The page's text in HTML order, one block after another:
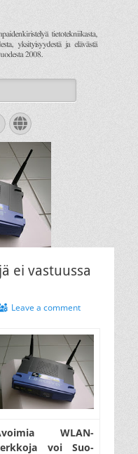
2008.
Website
ei vastuussa
Leave a comment
WLAN-
voi Suo­